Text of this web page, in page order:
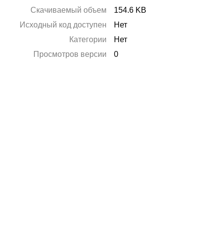
Скачиваемый объем
154.6 KB
Исходный код доступен
Нет
Категории
Нет
Просмотров версии
0